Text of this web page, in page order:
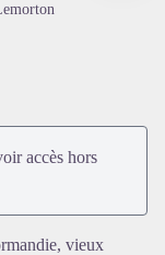
plein écran
accès hors
vieux